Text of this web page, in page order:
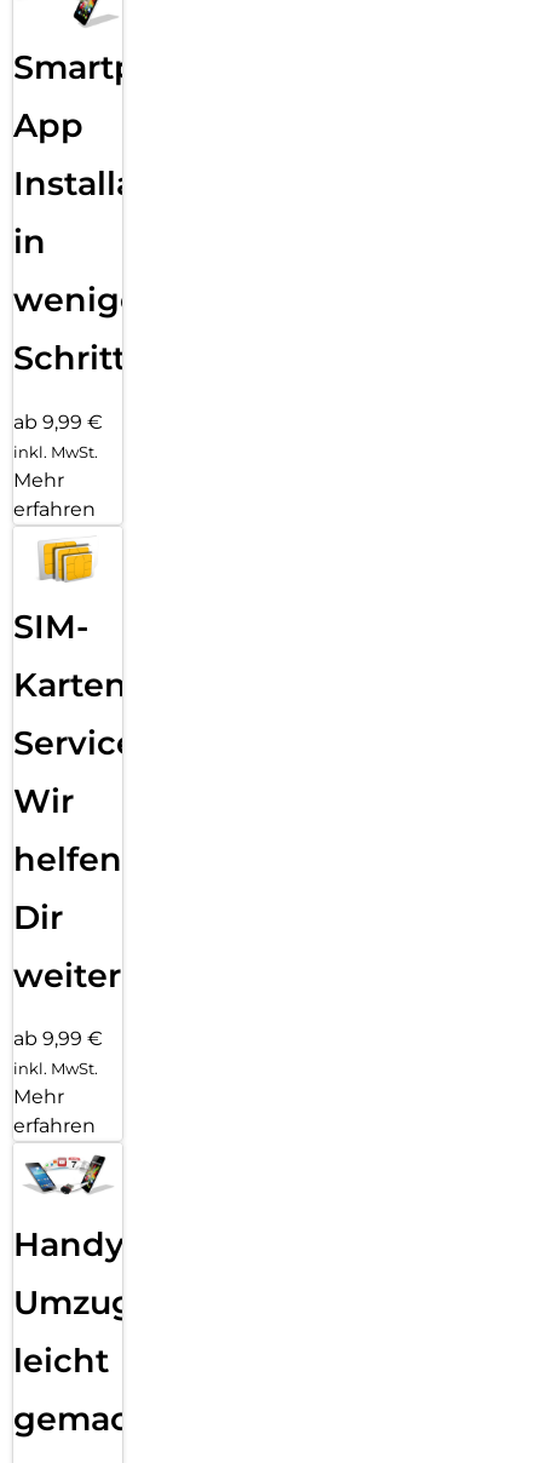
Smartphone
App
Installation
in
wenigen
Schritten
ab 9,99 €
inkl. MwSt.
Mehr
erfahren
SIM-
Karten
Service:
Wir
helfen
Dir
weiter
ab 9,99 €
inkl. MwSt.
Mehr
erfahren
Handy
Umzug
leicht
gemacht!